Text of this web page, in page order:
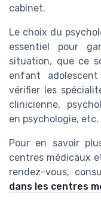
cabinet.
Le choix du
essentiel pour
situation, que ce
enfant
vérifier les
clinicienne,
en psychologie, etc.
Pour en savoir
centres médicaux
rendez-vous,
dans les centres